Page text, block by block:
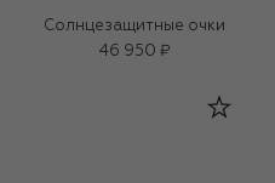
Солнцезащитные очки
46 950 ₽